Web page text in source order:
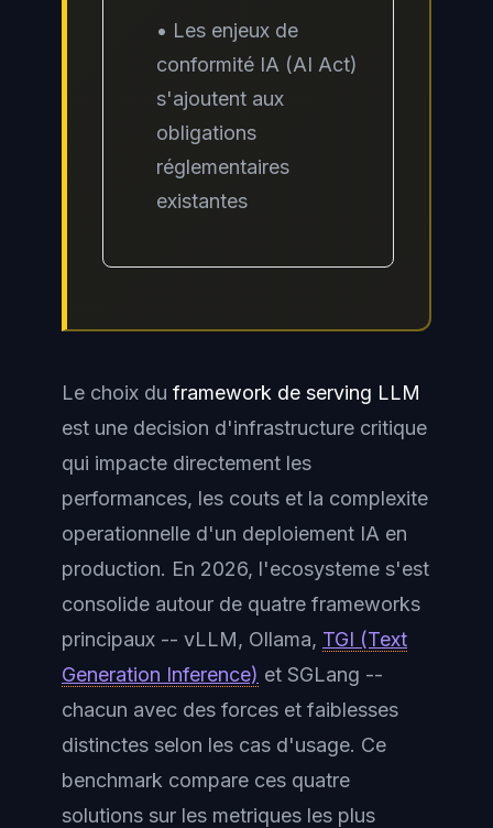
• Les enjeux de
conformité IA (AI Act)
s'ajoutent aux
obligations
réglementaires
existantes
Le choix du framework de serving LLM
est une decision d'infrastructure critique
qui impacte directement les
performances, les couts et la complexite
operationnelle d'un deploiement IA en
production. En 2026, l'ecosysteme s'est
consolide autour de quatre frameworks
principaux -- vLLM, Ollama, TGI (Text
Generation Inference) et SGLang --
chacun avec des forces et faiblesses
distinctes selon les cas d'usage. Ce
benchmark compare ces quatre
solutions sur les metriques les plus